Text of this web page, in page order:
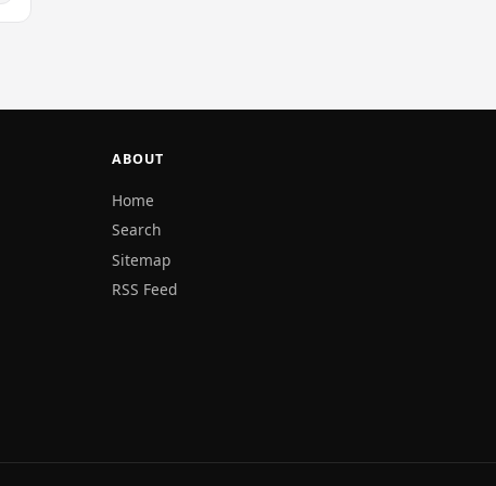
ABOUT
Home
Search
Sitemap
RSS Feed